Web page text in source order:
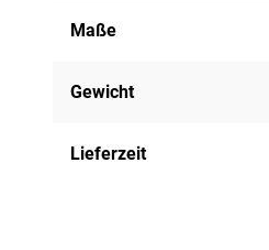
Maße
Gewicht
Lieferzeit